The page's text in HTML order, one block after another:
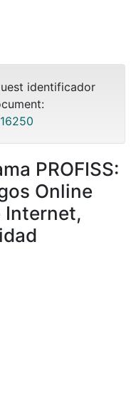
identificador
PROFISS:
Online
Internet,